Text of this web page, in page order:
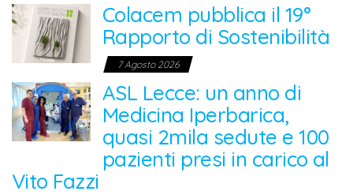
Colacem pubblica il 19°
Rapporto di Sostenibilità
7 Agosto 2026
ASL Lecce: un anno di
Medicina Iperbarica,
quasi 2mila sedute e 100
pazienti presi in carico al
Vito Fazzi